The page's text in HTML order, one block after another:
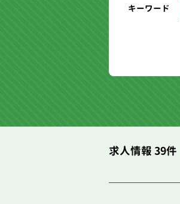
キーワード
求人情報 39件